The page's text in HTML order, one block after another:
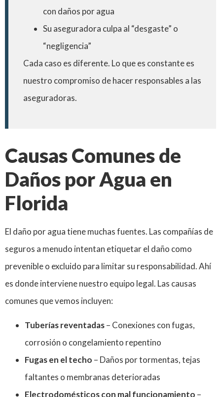
con daños por agua
Su aseguradora culpa al “desgaste” o
“negligencia”
Cada caso es diferente. Lo que es constante es
nuestro compromiso de hacer responsables a las
aseguradoras.
Causas Comunes de
Daños por Agua en
Florida
El daño por agua tiene muchas fuentes. Las compañías de
seguros a menudo intentan etiquetar el daño como
prevenible o excluido para limitar su responsabilidad. Ahí
es donde interviene nuestro equipo legal. Las causas
comunes que vemos incluyen:
Tuberías reventadas– Conexiones con fugas,
corrosión o congelamiento repentino
Fugas en el techo – Daños por tormentas, tejas
faltantes o membranas deterioradas
Electrodomésticos con mal funcionamiento –